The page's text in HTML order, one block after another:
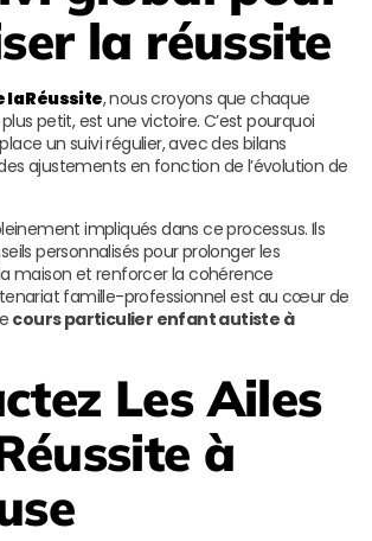
la réussite
la Réussite, nous croyons que chaque
petit, est une victoire. C’est pourquoi
un suivi régulier, avec des bilans
ajustements en fonction de l’évolution de
impliqués dans ce processus. Ils
personnalisés pour prolonger les
maison et renforcer la cohérence
famille-professionnel est au cœur de
cours particulier enfant autiste à
Les Ailes
à